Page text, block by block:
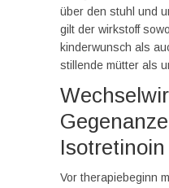
über den stuhl und
gilt der wirkstoff
kinderwunsch als
stillende mütter als
Isotretinoin
Vor therapiebeginn